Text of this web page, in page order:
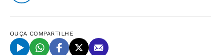
OUÇA COMPARTILHE